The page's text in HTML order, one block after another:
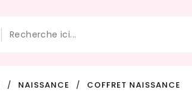
NAISSANCE COFFRET NAISSANCE